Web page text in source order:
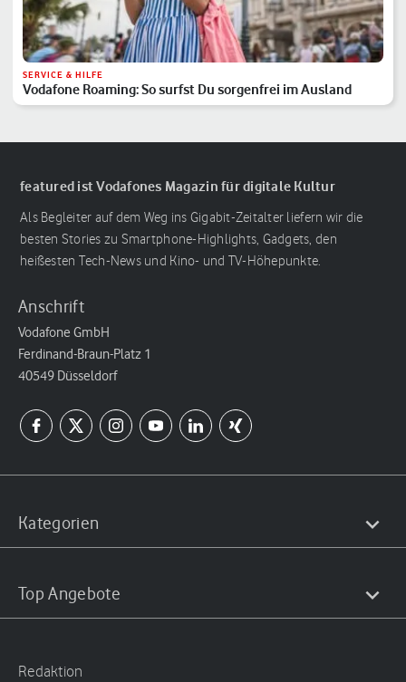
SERVICE & HILFE
Vodafone Roaming: So surfst Du sorgenfrei im Ausland
featured ist Vodafones Magazin für digitale Kultur
Als Begleiter auf dem Weg ins Gigabit-Zeitalter liefern wir die
besten Stories zu Smartphone-Highlights, Gadgets, den
heißesten Tech-News und Kino- und TV-Höhepunkte.
Anschrift
Vodafone GmbH
Ferdinand-Braun-Platz 1
40549 Düsseldorf
Kategorien
Top Angebote
Redaktion